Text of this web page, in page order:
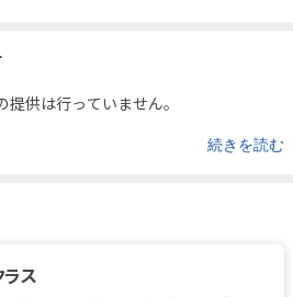
供は行っていません。
続きを読む
ス